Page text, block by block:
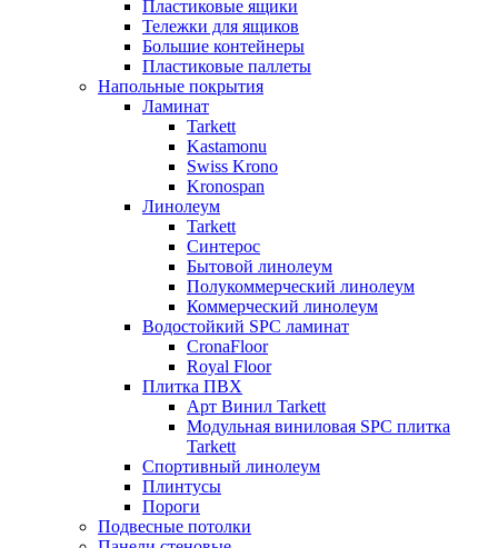
Пластиковые ящики
Тележки для ящиков
Большие контейнеры
Пластиковые паллеты
Напольные покрытия
Ламинат
Tarkett
Kastamonu
Swiss Krono
Kronospan
Линолеум
Tarkett
Синтерос
Бытовой линолеум
Полукоммерческий линолеум
Коммерческий линолеум
Водостойкий SPC ламинат
CronaFloor
Royal Floor
Плитка ПВХ
Арт Винил Tarkett
Модульная виниловая SPC плитка
Tarkett
Спортивный линолеум
Плинтусы
Пороги
Подвесные потолки